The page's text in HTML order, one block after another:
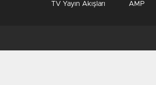
TV Yayın Akışları AMP